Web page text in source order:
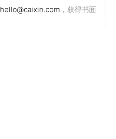
hello@caixin.com ，获得书面